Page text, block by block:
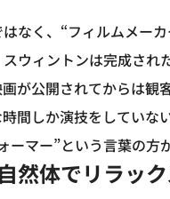
なく、“フィルムメーカ
ウィントンは完成され
が公開されてからは
間しか演技をしてい
マー”という言葉の方
然体でリラッ